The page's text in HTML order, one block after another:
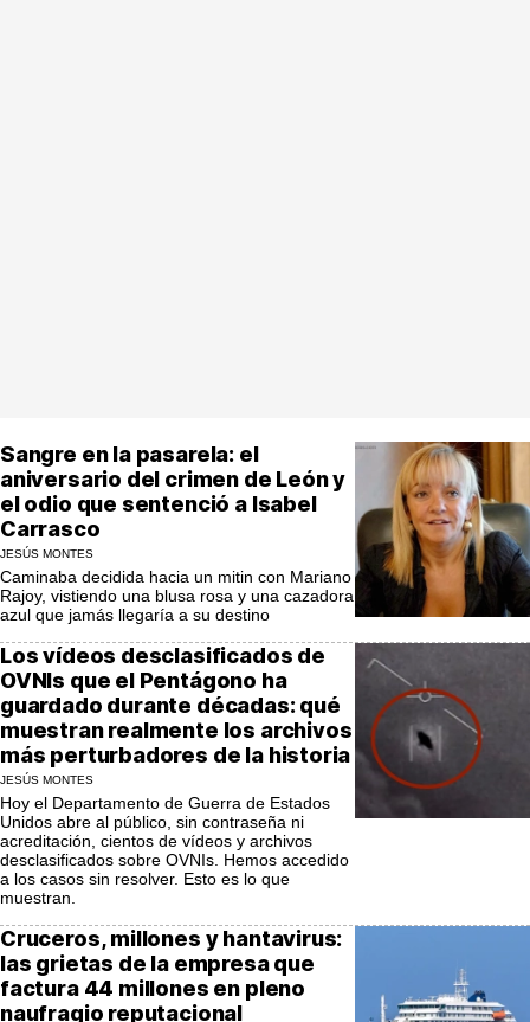
Sangre en la pasarela: el
aniversario del crimen de León y
el odio que sentenció a Isabel
Carrasco
JESÚS MONTES
Caminaba decidida hacia un mitin con Mariano
Rajoy, vistiendo una blusa rosa y una cazadora
azul que jamás llegaría a su destino
Los vídeos desclasificados de
OVNIs que el Pentágono ha
guardado durante décadas: qué
muestran realmente los archivos
más perturbadores de la historia
JESÚS MONTES
Hoy el Departamento de Guerra de Estados
Unidos abre al público, sin contraseña ni
acreditación, cientos de vídeos y archivos
desclasificados sobre OVNIs. Hemos accedido
a los casos sin resolver. Esto es lo que
muestran.
Cruceros, millones y hantavirus:
las grietas de la empresa que
factura 44 millones en pleno
naufragio reputacional